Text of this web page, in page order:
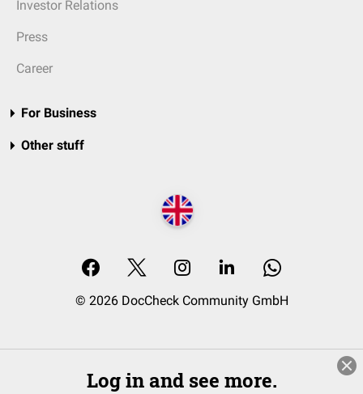
Investor Relations
Press
Career
For Business
Other stuff
© 2026 DocCheck Community GmbH
Log in and see more.